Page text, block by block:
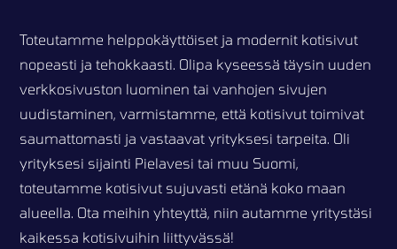
Toteutamme helppokäyttöiset ja modernit kotisivut
nopeasti ja tehokkaasti. Olipa kyseessä täysin uuden
verkkosivuston luominen tai vanhojen sivujen
uudistaminen, varmistamme, että kotisivut toimivat
saumattomasti ja vastaavat yrityksesi tarpeita. Oli
yrityksesi sijainti Pielavesi tai muu Suomi,
toteutamme kotisivut sujuvasti etänä koko maan
alueella. Ota meihin yhteyttä, niin autamme yritystäsi
kaikessa kotisivuihin liittyvässä!